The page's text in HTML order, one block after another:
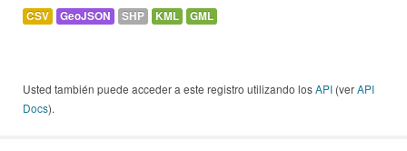
CSV GeoJSON SHP KML GML
Usted también puede acceder a este registro utilizando losAPI (verAPI
Docs).